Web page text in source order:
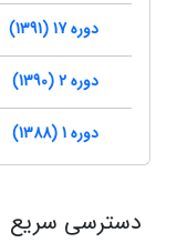
دوره 17 (1391)
دوره 2 (1390)
دوره 1 (1388)
دسترسی سریع